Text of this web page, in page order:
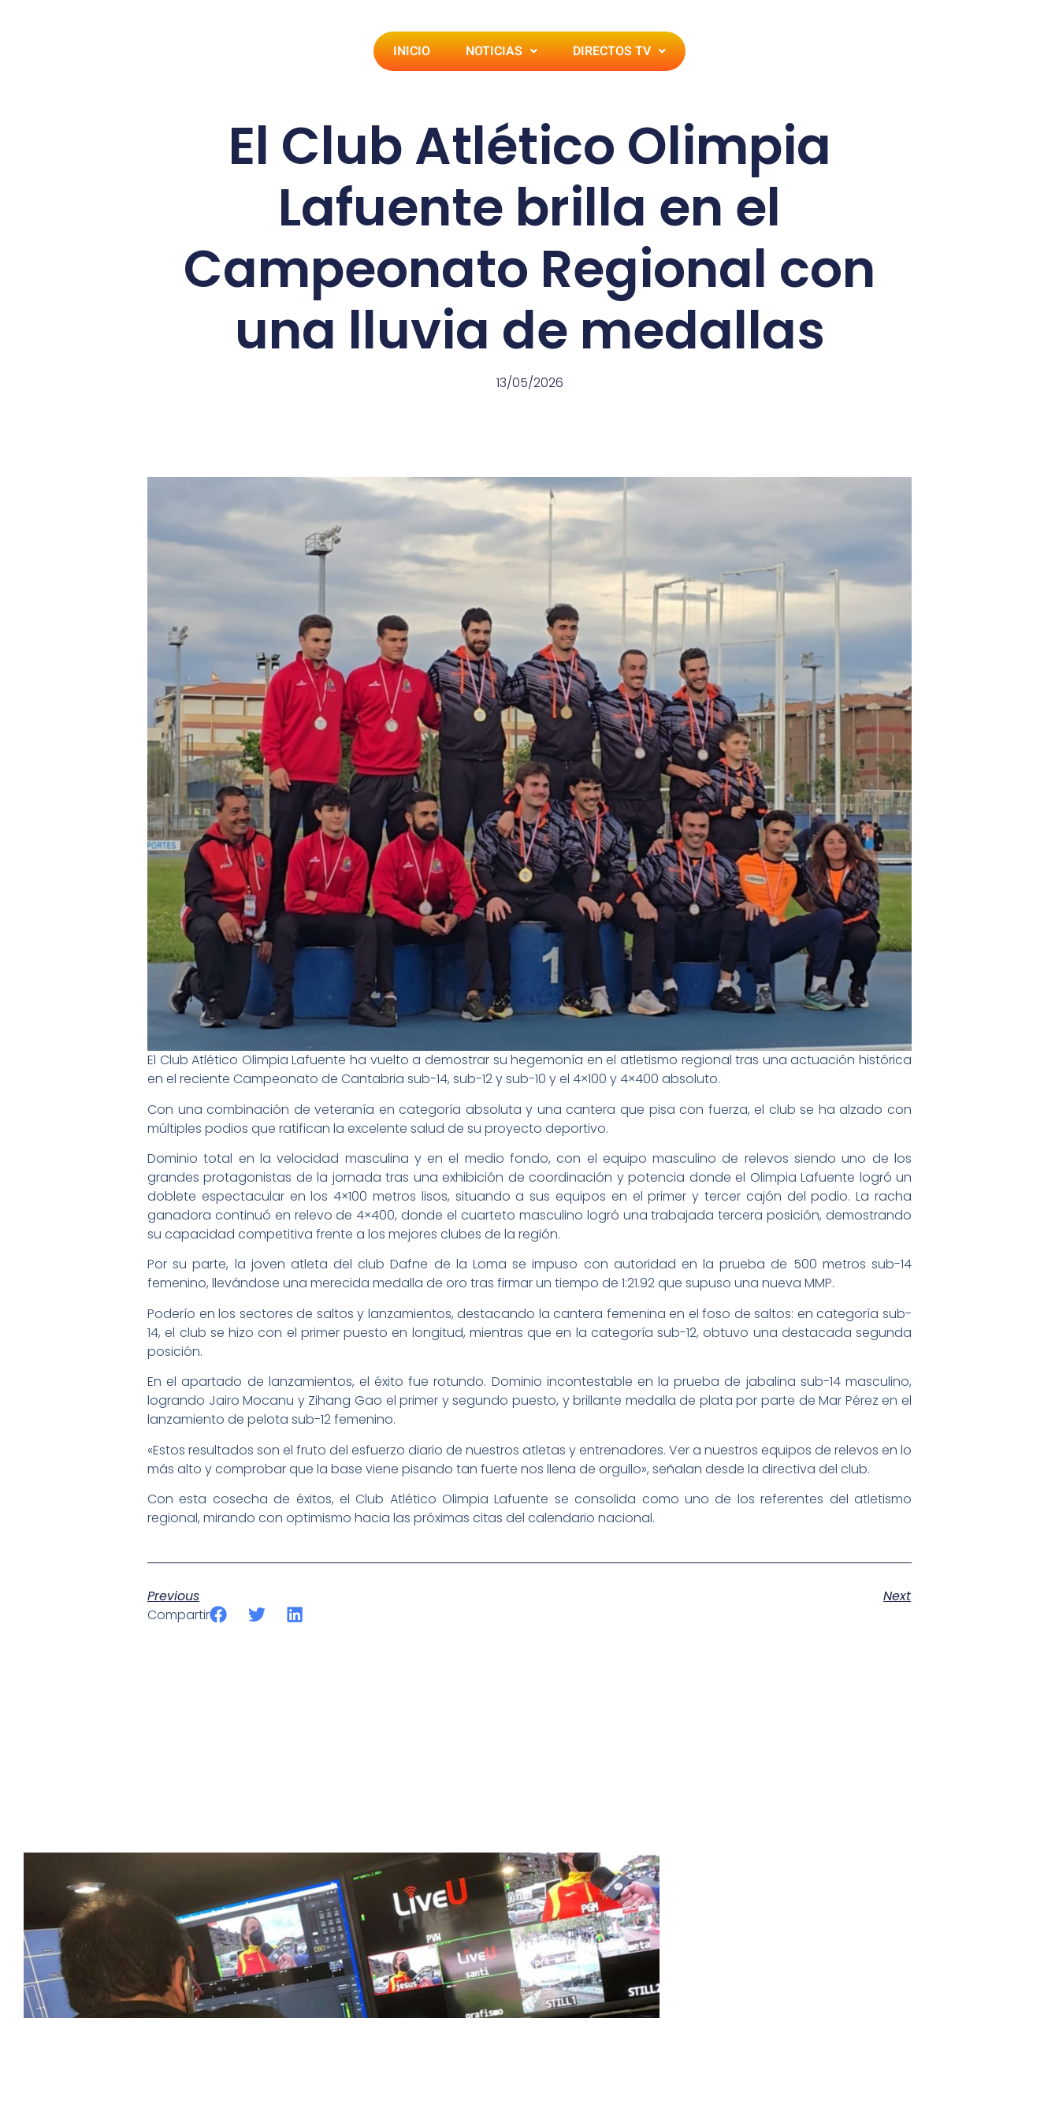
INICIO NOTICIAS DIRECTOS TV
El Club Atlético Olimpia
Lafuente brilla en el
Campeonato Regional con
una lluvia de medallas
13/05/2026
El Club Atlético Olimpia Lafuente ha vuelto a demostrar su hegemonía en el atletismo regional tras una actuación histórica
en el reciente Campeonato de Cantabria sub-14, sub-12 y sub-10 y el 4×100 y 4×400 absoluto.
Con una combinación de veteranía en categoría absoluta y una cantera que pisa con fuerza, el club se ha alzado con
múltiples podios que ratifican la excelente salud de su proyecto deportivo.
Dominio total en la velocidad masculina y en el medio fondo, con el equipo masculino de relevos siendo uno de los
grandes protagonistas de la jornada tras una exhibición de coordinación y potencia donde el Olimpia Lafuente logró un
doblete espectacular en los 4×100 metros lisos, situando a sus equipos en el primer y tercer cajón del podio. La racha
ganadora continuó en relevo de 4×400, donde el cuarteto masculino logró una trabajada tercera posición, demostrando
su capacidad competitiva frente a los mejores clubes de la región.
Por su parte, la joven atleta del club Dafne de la Loma se impuso con autoridad en la prueba de 500 metros sub-14
femenino, llevándose una merecida medalla de oro tras firmar un tiempo de 1:21.92 que supuso una nueva MMP.
Poderío en los sectores de saltos y lanzamientos, destacando la cantera femenina en el foso de saltos: en categoría sub-
14, el club se hizo con el primer puesto en longitud, mientras que en la categoría sub-12, obtuvo una destacada segunda
posición.
En el apartado de lanzamientos, el éxito fue rotundo. Dominio incontestable en la prueba de jabalina sub-14 masculino,
logrando Jairo Mocanu y Zihang Gao el primer y segundo puesto, y brillante medalla de plata por parte de Mar Pérez en el
lanzamiento de pelota sub-12 femenino.
«Estos resultados son el fruto del esfuerzo diario de nuestros atletas y entrenadores. Ver a nuestros equipos de relevos en lo
más alto y comprobar que la base viene pisando tan fuerte nos llena de orgullo», señalan desde la directiva del club.
Con esta cosecha de éxitos, el Club Atlético Olimpia Lafuente se consolida como uno de los referentes del atletismo
regional, mirando con optimismo hacia las próximas citas del calendario nacional.
Previous
Next
Compartir